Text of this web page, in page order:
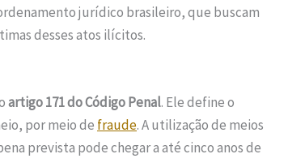
jurídico brasileiro, que buscam
desses atos ilícitos.
artigo 171 do Código Penal. Ele define o
por meio de fraude. A utilização de meios
prevista pode chegar a até cinco anos de